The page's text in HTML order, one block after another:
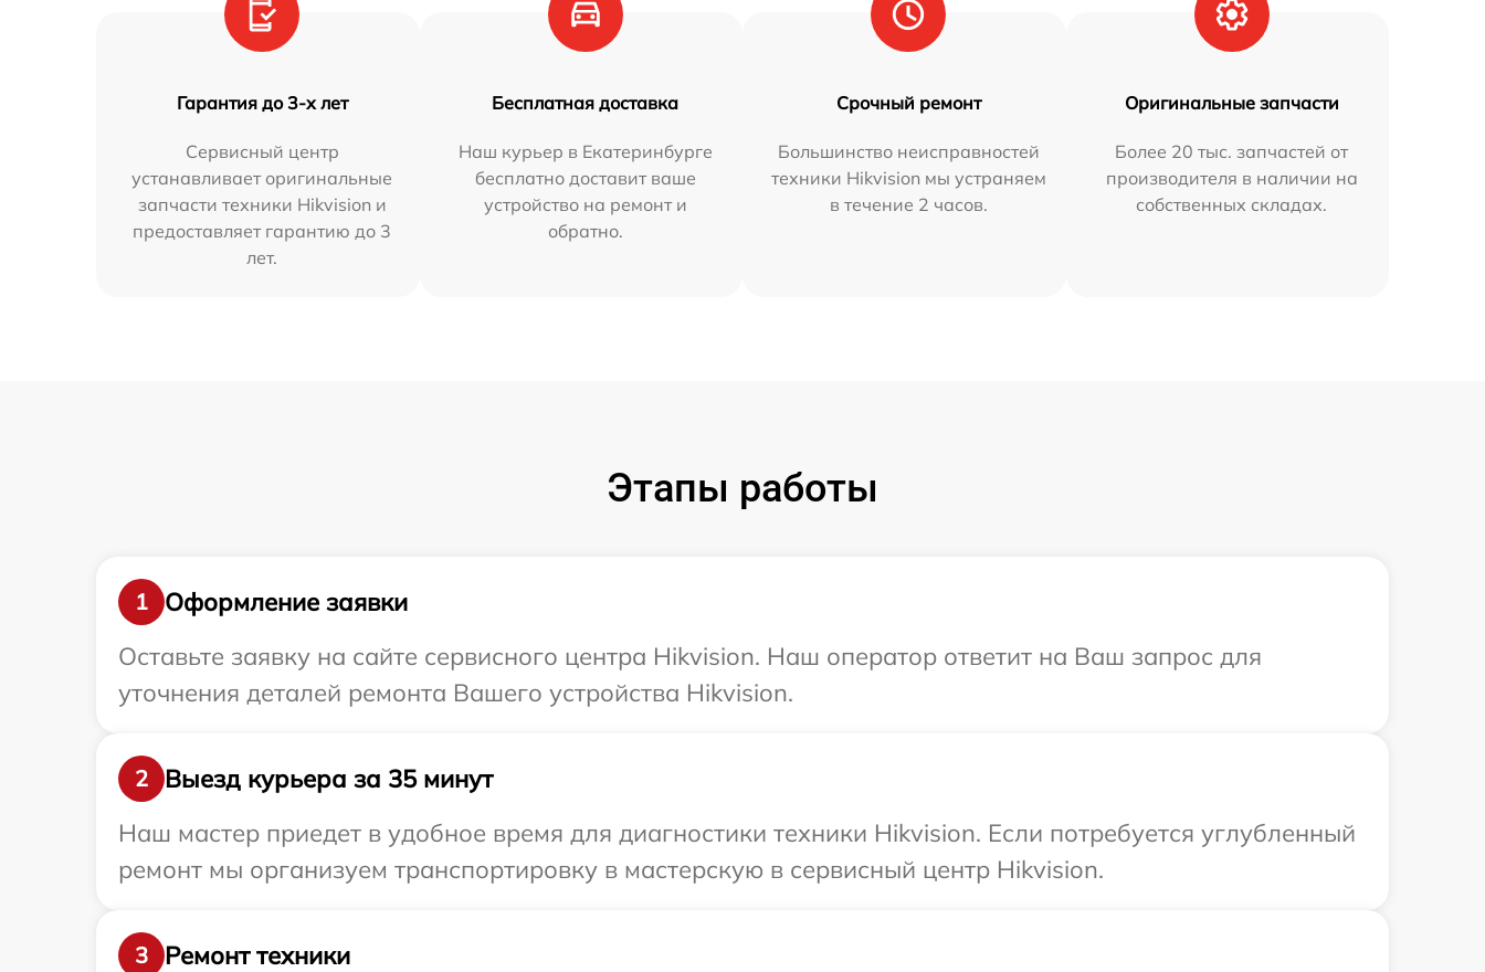
Гарантия до 3-х лет
Сервисный центр
устанавливает оригинальные
запчасти техники Hikvision и
предоставляет гарантию до 3
лет.
Бесплатная доставка
Наш курьер в Екатеринбурге
бесплатно доставит ваше
устройство на ремонт и
обратно.
Срочный ремонт
Большинство неисправностей
техники Hikvision мы устраняем
в течение 2 часов.
Оригинальные запчасти
Более 20 тыс. запчастей от
производителя в наличии на
собственных складах.
Этапы работы
1
Оформление заявки
Оставьте заявку на сайте сервисного центра Hikvision. Наш оператор ответит на Ваш запрос для
уточнения деталей ремонта Вашего устройства Hikvision.
2
Выезд курьера за 35 минут
Наш мастер приедет в удобное время для диагностики техники Hikvision. Если потребуется углубленный
ремонт мы организуем транспортировку в мастерскую в сервисный центр Hikvision.
3
Ремонт техники